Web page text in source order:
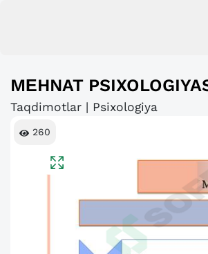
MЕHNAT
Taqdimotlar | Psixologiya
260